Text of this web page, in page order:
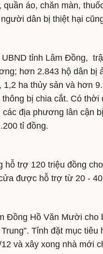
quần áo, chăn màn,
dân bị thiệt hại
UBND tỉnh Lâm Đồng,
hơn 2.843 hộ dân bị
ha thủy sản và hơn
bị chia cắt. Có
địa phương lân cận
tỉ đồng.
hỗ trợ 120 triệu đồng
được hỗ trợ từ 20 -
Đồng Hồ Văn Mười
Tỉnh đặt mục
và xây xong nhà mới